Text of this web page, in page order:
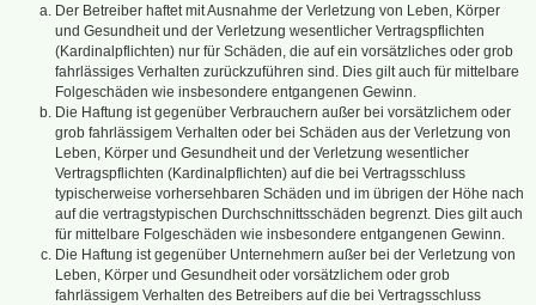
Der Betreiber haftet mit Ausnahme der Verletzung von Leben, Körper
und Gesundheit und der Verletzung wesentlicher Vertragspflichten
(Kardinalpflichten) nur für Schäden, die auf ein vorsätzliches oder grob
fahrlässiges Verhalten zurückzuführen sind. Dies gilt auch für mittelbare
Folgeschäden wie insbesondere entgangenen Gewinn.
Die Haftung ist gegenüber Verbrauchern außer bei vorsätzlichem oder
grob fahrlässigem Verhalten oder bei Schäden aus der Verletzung von
Leben, Körper und Gesundheit und der Verletzung wesentlicher
Vertragspflichten (Kardinalpflichten) auf die bei Vertragsschluss
typischerweise vorhersehbaren Schäden und im übrigen der Höhe nach
auf die vertragstypischen Durchschnittsschäden begrenzt. Dies gilt auch
für mittelbare Folgeschäden wie insbesondere entgangenen Gewinn.
Die Haftung ist gegenüber Unternehmern außer bei der Verletzung von
Leben, Körper und Gesundheit oder vorsätzlichem oder grob
fahrlässigem Verhalten des Betreibers auf die bei Vertragsschluss